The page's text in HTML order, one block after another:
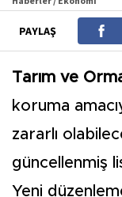
PAYLAŞ
Tarım ve
koruma
zararlı
güncellenmiş
Yeni